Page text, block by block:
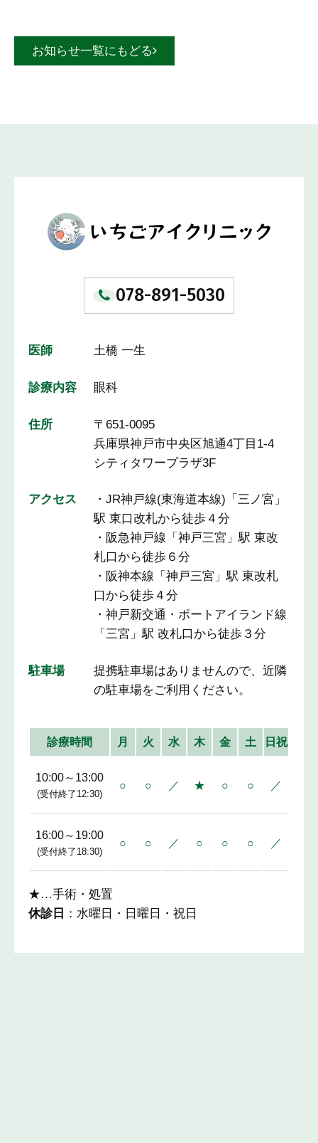
お知らせ一覧にもどる
078-891-5030
医師 土橋 一生
診療内容 眼科
住所
〒651-0095
兵庫県神戸市中央区旭通4丁目1-4
シティタワープラザ3F
アクセス
・JR神戸線(東海道本線)「三ノ宮」
駅 東口改札から徒歩４分
・阪急神戸線「神戸三宮」駅 東改
札口から徒歩６分
・阪神本線「神戸三宮」駅 東改札
口から徒歩４分
・神戸新交通・ポートアイランド線
「三宮」駅 改札口から徒歩３分
駐車場
提携駐車場はありませんので、近隣
の駐車場をご利用ください。
診療時間 月 火 水 木 金 土 日祝
10:00～13:00
(受付終了12:30)
○ ○ ／ ★ ○ ○ ／
16:00～19:00
(受付終了18:30)
○ ○ ／ ○ ○ ○ ／
★…手術・処置
休診日 ：水曜日・日曜日・祝日